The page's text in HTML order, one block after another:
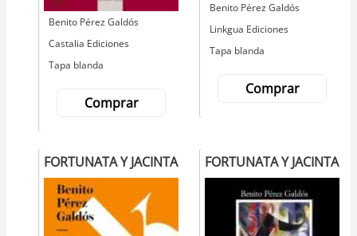
Autor
Benito Pérez Galdós
Editorial
Castalia Ediciones
Tapa blanda
Comprar
Autor
Benito Pérez Galdós
Editorial
Linkgua Ediciones
Tapa blanda
Comprar
FORTUNATA Y JACINTA FORTUNATA Y JACINTA